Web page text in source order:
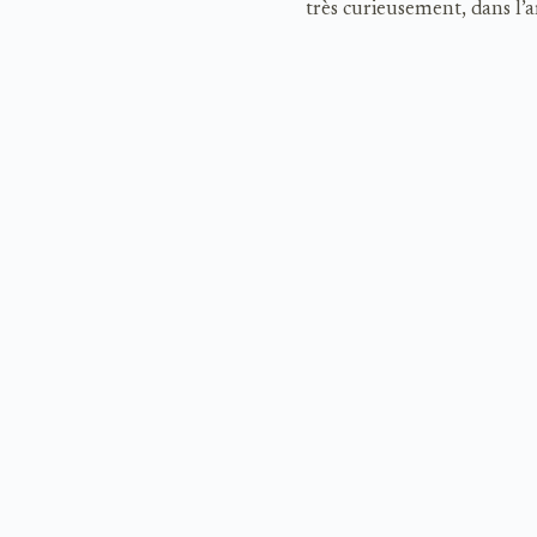
très curieusement, dans